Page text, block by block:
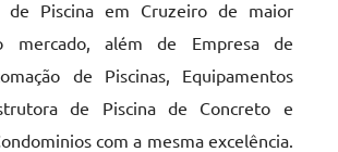
de Piscina em Cruzeiro de maior
mercado, além de Empresa de
de Piscinas, Equipamentos
de Piscina de Concreto e
com a mesma excelência.